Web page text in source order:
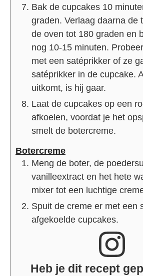
Bak de cupcakes 10
graden. Verlaag daarna de
de oven tot 180 graden en
nog 10-15 minuten.
met een satéprikker of ze
satéprikker in de cupcake.
uitkomt, is hij gaar.
Laat de cupcakes op een
afkoelen, voordat je het
smelt de botercreme.
Botercreme
Meng de boter, de
vanilleextract en het hete
mixer tot een luchtige
Spuit de creme er met een
afgekoelde cupcakes.
Heb je dit recept